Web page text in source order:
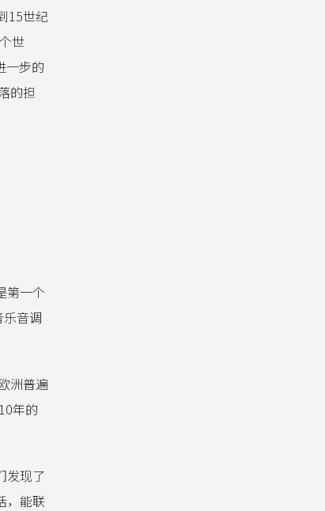
15世纪
世
一步的
的担
第一个
音调
洲普遍
年的
发现了
，能联